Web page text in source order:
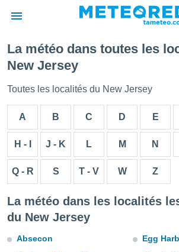
de
a
par
des
Vous
en
:
La météo dans toutes les
New Jersey
Toutes les localités du New Jersey
A B C D E
H - I J - K L M N
Q - R S T - V W Z
La météo dans les localités
du New Jersey
Absecon
Egg